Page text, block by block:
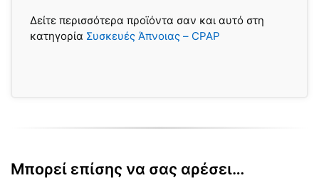
Δείτε περισσότερα προϊόντα σαν και αυτό στη
κατηγορία Συσκευές Άπνοιας – CPAP
Μπορεί επίσης να σας αρέσει…